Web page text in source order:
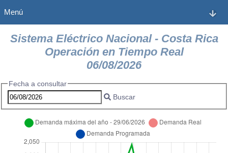
Menú
Sistema Eléctrico Nacional - Costa Rica
Operación en Tiempo Real
06/08/2026
Fecha a consultar
Buscar